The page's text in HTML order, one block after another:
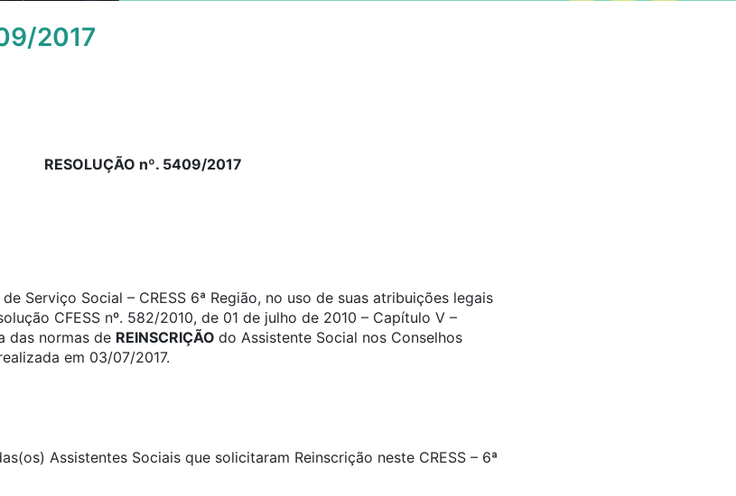
2017
RESOLUÇÃO nº. 5409/2017
Serviço Social – CRESS 6ª Região, no uso de suas atribuições legais
CFESS nº. 582/2010, de 01 de julho de 2010 – Capítulo V –
das normas de REINSCRIÇÃO do Assistente Social nos Conselhos
em 03/07/2017.
Assistentes Sociais que solicitaram Reinscrição neste CRESS – 6ª